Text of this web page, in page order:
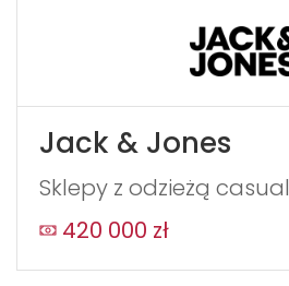
Jack & Jones
Sklepy z odzieżą casual
420 000 zł